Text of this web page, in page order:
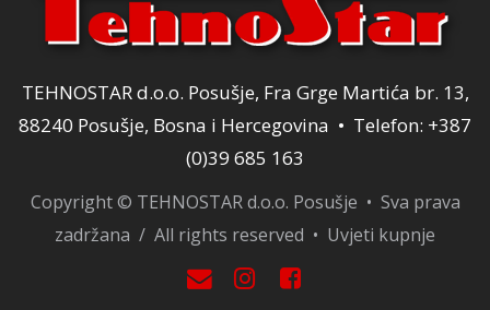
TEHNOSTAR d.o.o. Posušje, Fra Grge Martića br. 13,
88240 Posušje, Bosna i Hercegovina • Telefon: +387
(0)39 685 163
Copyright © TEHNOSTAR d.o.o. Posušje • Sva prava
zadržana / All rights reserved • Uvjeti kupnje